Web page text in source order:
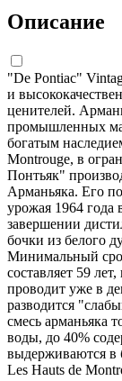
Описание
"De Pontiac"
и
ценителей.
промышленных
богатым
Montrouge, в
Понтьяк"
Арманьяка. Его
урожая 1964 года
завершении
бочки из белого
Минимальный
составляет 59
проводит уже в
разводится
смесь арманьяка
воды, до 40%
выдерживаются в
Les Hauts de